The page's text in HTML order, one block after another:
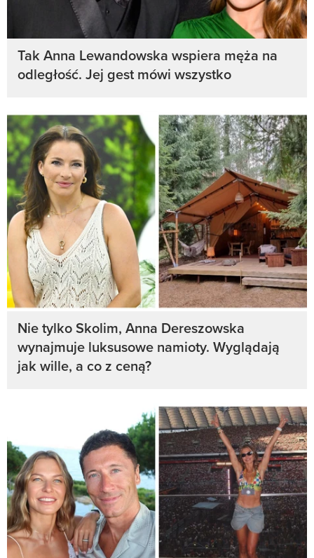
Tak Anna Lewandowska wspiera męża na
odległość. Jej gest mówi wszystko
Nie tylko Skolim, Anna Dereszowska
wynajmuje luksusowe namioty. Wyglądają
jak wille, a co z ceną?